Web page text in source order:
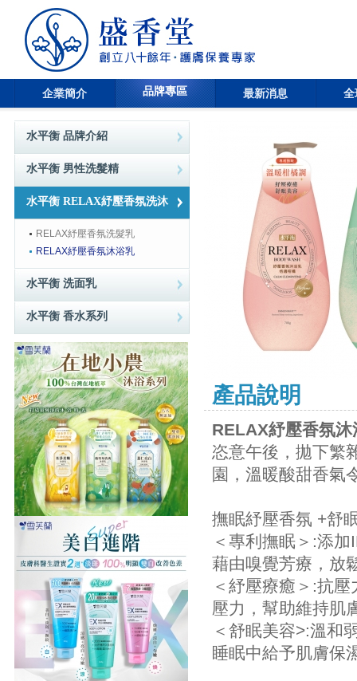
企業簡介 品牌專區 最新消息 全
水平衡 品牌介紹
水平衡 男性洗髮精
水平衡 RELAX紓壓香氛洗沐
RELAX紓壓香氛洗髮乳
RELAX紓壓香氛沐浴乳
水平衡 洗面乳
水平衡 香水系列
產品說明
RELAX紓壓香氛
恣意午後，拋下繁
園，溫暖酸甜香氣
撫眠紓壓香氛 +舒
＜專利撫眠＞:添
藉由嗅覺芳療，放
＜紓壓療癒＞:抗
壓力，幫助維持肌
＜舒眠美容>:溫和
睡眠中給予肌膚保